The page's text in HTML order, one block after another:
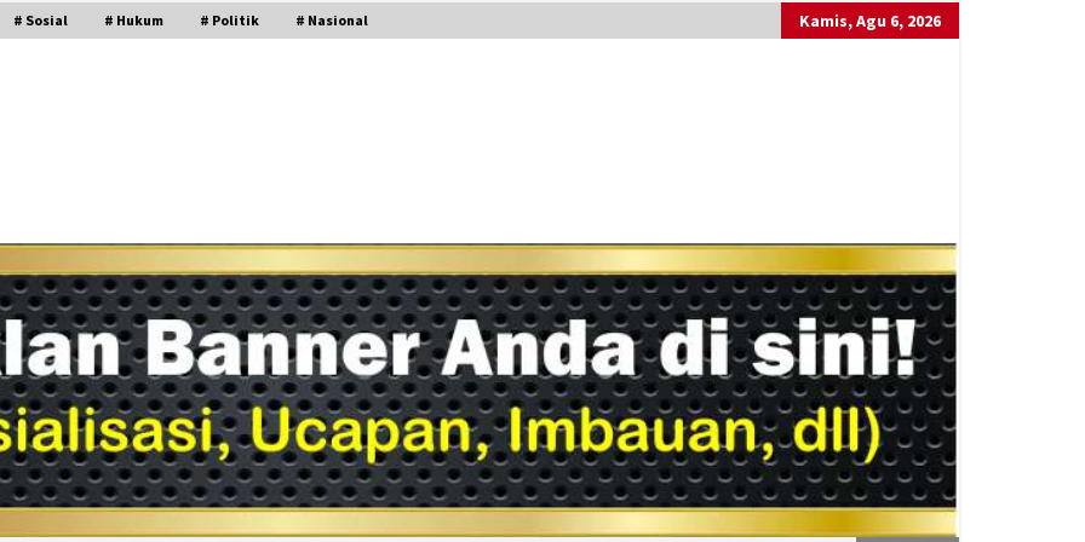
# Sosial # Hukum # Politik # Nasional Kamis, Agu 6, 2026